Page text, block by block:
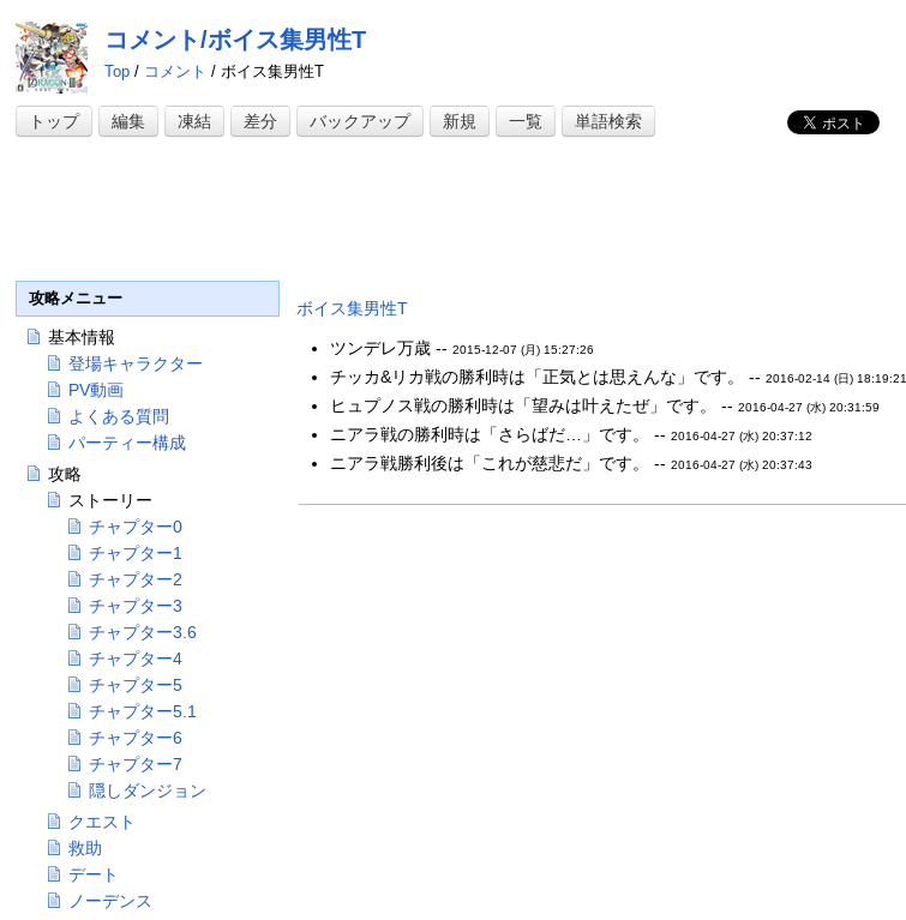
コメント/ボイス集男性T
Top / コメント / ボイス集男性T
トップ 編集 凍結 差分 バックアップ 新規 一覧 単語検索
ボイス集男性T
ツンデレ万歳 --2015-12-07 (月) 15:27:26
チッカ&リカ戦の勝利時は「正気とは思えんな」です。 --2016-02-14 (日) 18:19:21
ヒュプノス戦の勝利時は「望みは叶えたぜ」です。 --2016-04-27 (水) 20:31:59
ニアラ戦の勝利時は「さらばだ…」です。 --2016-04-27 (水) 20:37:12
ニアラ戦勝利後は「これが慈悲だ」です。 --2016-04-27 (水) 20:37:43
攻略メニュー
基本情報
登場キャラクター
PV動画
よくある質問
パーティー構成
攻略
ストーリー
チャプター0
チャプター1
チャプター2
チャプター3
チャプター3.6
チャプター4
チャプター5
チャプター5.1
チャプター6
チャプター7
隠しダンジョン
クエスト
救助
デート
ノーデンス